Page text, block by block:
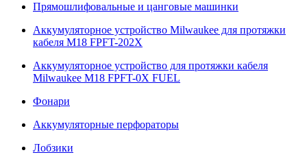
Прямошлифовальные и цанговые машинки
Аккумуляторное устройство Milwaukee для протяжки
кабеля M18 FPFT-202X
Аккумуляторное устройство для протяжки кабеля
Milwaukee M18 FPFT-0X FUEL
Фонари
Аккумуляторные перфораторы
Лобзики